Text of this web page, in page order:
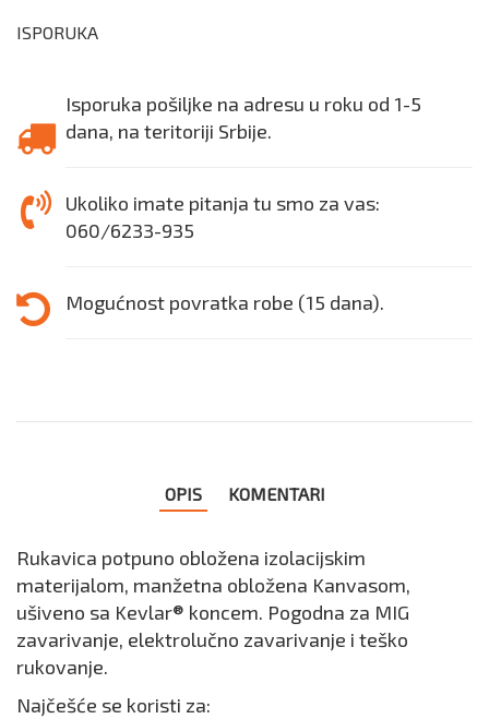
ISPORUKA
Isporuka pošiljke na adresu u roku od 1-5
dana, na teritoriji Srbije.
Ukoliko imate pitanja tu smo za vas:
060/6233-935
Mogućnost povratka robe (15 dana).
OPIS KOMENTARI
Rukavica potpuno obložena izolacijskim
materijalom, manžetna obložena Kanvasom,
ušiveno sa Kevlar® koncem. Pogodna za MIG
zavarivanje, elektrolučno zavarivanje i teško
rukovanje.
Najčešće se koristi za: